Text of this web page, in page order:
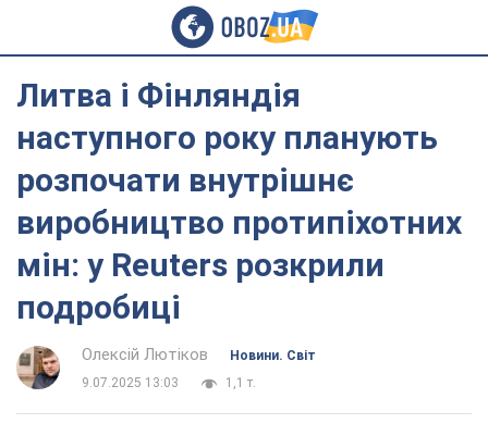
Литва і Фінляндія
наступного року планують
розпочати внутрішнє
виробництво протипіхотних
мін: у Reuters розкрили
подробиці
Олексій Лютіков
Новини. Світ
9.07.2025 13:03
1,1 т.